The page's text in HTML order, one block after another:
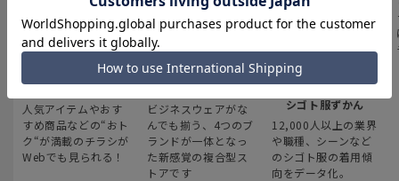
最新のお買い得情報
人気アイテムやおす
すめ商品などの“おト
ク“が満載のチラシが
Webでも見られる！
スーツスクエア
ビジネスウェアがな
んでも揃う、4つのブ
ランドが一体となっ
た新感覚の複合型ス
トアです
みんなの
シゴト服ずかん
12,000人以上の業界
や職種、シーンなど
のシゴト服の着用傾
向をデータ化。